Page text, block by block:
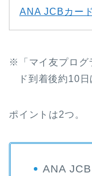
ANA JCBカー
※「マイ友プログ
ド到着後約10
ポイントは2つ。
ANA